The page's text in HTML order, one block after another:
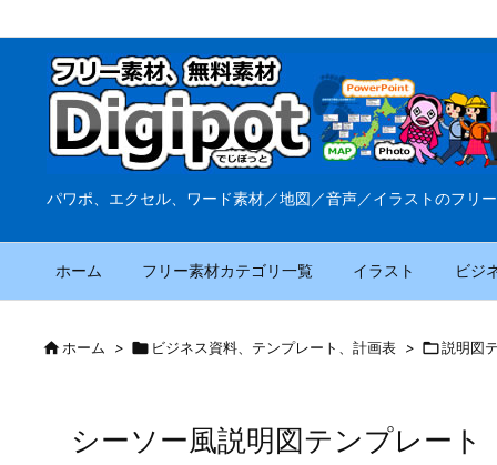
パワポ、エクセル、ワード素材／地図／音声／イラストのフリ
ホーム フリー素材カテゴリ一覧 イラスト ビジ
ホーム >  ビジネス資料、テンプレート、計画表 > 説明図
シーソー風説明図テンプレー